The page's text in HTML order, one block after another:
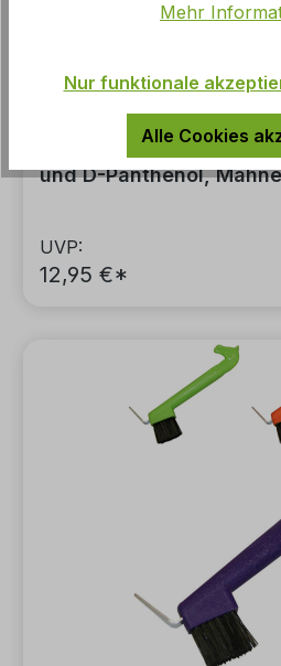
Fellglanzspray
und D-Panthenol,
UVP:
12,95 €*
Mehr
Nur funktionale
Alle Cookies